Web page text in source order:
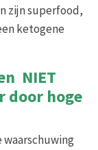
zijn superfood,
ketogene
NIET
door hoge